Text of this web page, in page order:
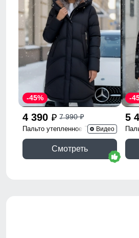
4 390 p 7 990p
-45%
Пальто утепленное 7747Ch
Видео
Смотреть
5
-